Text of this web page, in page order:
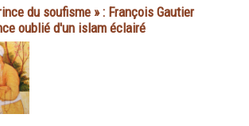
du soufisme » : François Gautier
oublié d'un islam éclairé